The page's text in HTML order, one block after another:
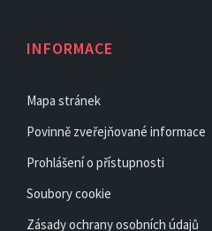
INFORMACE
Mapa stránek
Povinně zveřejňované informace
Prohlášení o přístupnosti
Soubory cookie
Zásady ochrany osobních údajů